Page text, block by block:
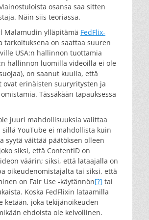
osansa saa sitten
Näin siis teoriassa.
Malamudin ylläpitämä FedFlix-
tarkoituksena on saattaa suuren
USA:n hallinnon tuottamia
hallinnon luomilla videoilla ei ole
on saanut kuulla, että
ovat erinäisten suuryritysten ja
Tässäkään tapauksessa
juuri mahdollisuuksia valittaa
sillä YouTube ei mahdollista kuin
syytä väittää päätöksen olleen
siksi, että ContentID on
väärin; siksi, että lataajalla on
oikeudenomistajalta tai siksi, että
on Fair Use -käytännön[?] tai
Koska FedFlixin lataamilla
ketään, joka tekijänoikeuden
ehdoista ole kelvollinen.